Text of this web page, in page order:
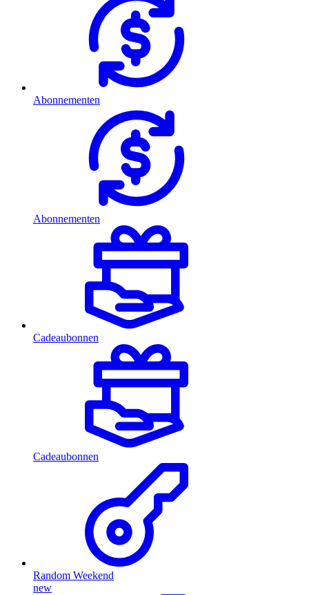
Abonnementen
Abonnementen
Cadeaubonnen
Cadeaubonnen
Random Weekend
new